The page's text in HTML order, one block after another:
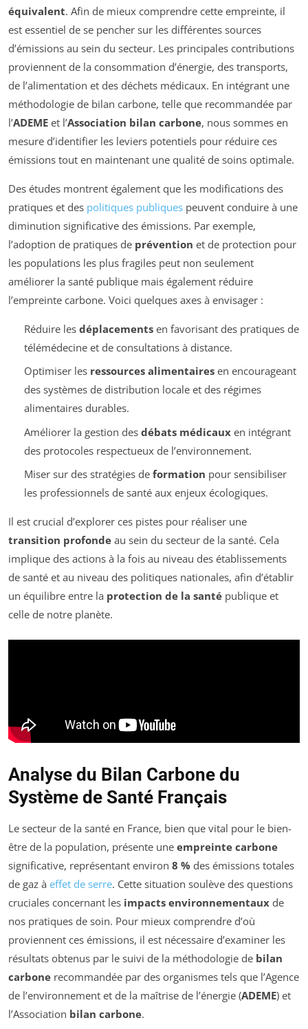
équivalent. Afin de mieux comprendre cette empreinte, il
est essentiel de se pencher sur les différentes sources
d’émissions au sein du secteur. Les principales contributions
proviennent de la consommation d’énergie, des transports,
de l’alimentation et des déchets médicaux. En intégrant une
méthodologie de bilan carbone, telle que recommandée par
l’ADEME et l’Association bilan carbone, nous sommes en
mesure d’identifier les leviers potentiels pour réduire ces
émissions tout en maintenant une qualité de soins optimale.
Des études montrent également que les modifications des
pratiques et des politiques publiques peuvent conduire à une
diminution significative des émissions. Par exemple,
l’adoption de pratiques de prévention et de protection pour
les populations les plus fragiles peut non seulement
améliorer la santé publique mais également réduire
l’empreinte carbone. Voici quelques axes à envisager :
Réduire les déplacementsen favorisant des pratiques de
télémédecine et de consultations à distance.
Optimiser les ressources alimentairesen encourageant
des systèmes de distribution locale et des régimes
alimentaires durables.
Améliorer la gestion des débats médicauxen intégrant
des protocoles respectueux de l’environnement.
Miser sur des stratégies de formation pour sensibiliser
les professionnels de santé aux enjeux écologiques.
Il est crucial d’explorer ces pistes pour réaliser une
transition profonde au sein du secteur de la santé. Cela
implique des actions à la fois au niveau des établissements
de santé et au niveau des politiques nationales, afin d’établir
un équilibre entre la protection de la santé publique et
celle de notre planète.
Analyse du Bilan Carbone du
Système de Santé Français
Le secteur de la santé en France, bien que vital pour le bien-
être de la population, présente une empreinte carbone
significative, représentant environ 8 % des émissions totales
de gaz à effet de serre. Cette situation soulève des questions
cruciales concernant les impacts environnementaux de
nos pratiques de soin. Pour mieux comprendre d’où
proviennent ces émissions, il est nécessaire d’examiner les
résultats obtenus par le suivi de la méthodologie de bilan
carbone recommandée par des organismes tels que l’Agence
de l’environnement et de la maîtrise de l’énergie (ADEME) et
l’Association bilan carbone.